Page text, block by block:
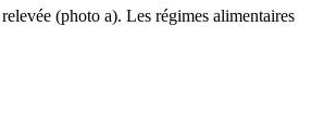
(photo a). Les régimes alimentaires